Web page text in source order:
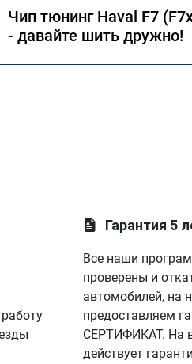
Чип тюнинг Haval F7
- давайте шить дружно!
Гарантия 5
Все наши
проверены и
автомобилей, на
предоставляем
СЕРТИФИКАТ. На
действует